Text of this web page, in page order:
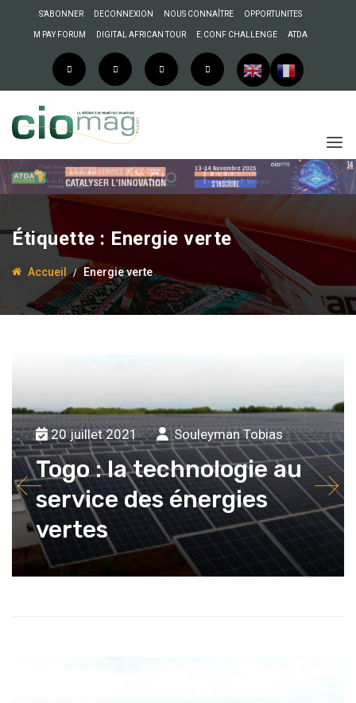
S’ABONNER DECONNEXION NOUS CONNAÎTRE OPPORTUNITES
M PAY FORUM DIGITAL AFRICAN TOUR E.CONF CHALLENGE ATDA
Étiquette : Energie verte
Accueil Energie verte
20 juillet 2021 Souleyman Tobias
Togo : la technologie au
service des énergies
vertes